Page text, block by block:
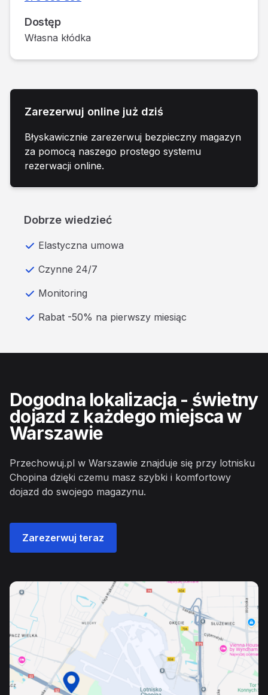
Dostęp
Własna kłódka
Zarezerwuj online już dziś
Błyskawicznie zarezerwuj bezpieczny magazyn
za pomocą naszego prostego systemu
rezerwacji online.
Dobrze wiedzieć
Elastyczna umowa
Czynne 24/7
Monitoring
Rabat -50% na pierwszy miesiąc
Dogodna lokalizacja - świetny
dojazd z każdego miejsca w
Warszawie
Przechowuj.pl w Warszawie znajduje się przy lotnisku
Chopina dzięki czemu masz szybki i komfortowy
dojazd do swojego magazynu.
Zarezerwuj teraz